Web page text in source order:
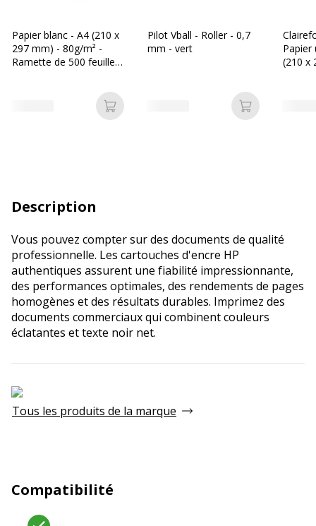
Papier blanc - A4 (210 x
297 mm) - 80g/m² -
Ramette de 500 feuilles
Ajouter au panier
Pilot Vball - Roller - 0,7
mm - vert
Ajouter au
Papier
(210 x
Description
Vous pouvez compter sur des documents de qualité
professionnelle. Les cartouches d'encre HP
authentiques assurent une fiabilité impressionnante,
des performances optimales, des rendements de pages
homogènes et des résultats durables. Imprimez des
documents commerciaux qui combinent couleurs
éclatantes et texte noir net.
Tous les produits de la marque
Compatibilité